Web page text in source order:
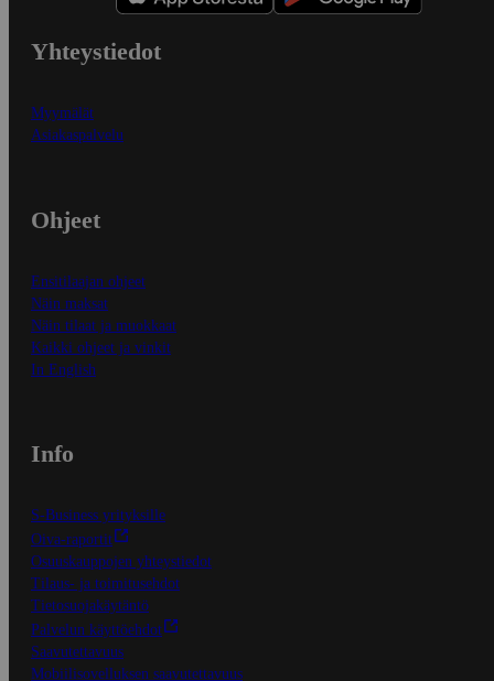
Yhteystiedot
Myymälät
Asiakaspalvelu
Ohjeet
Ensitilaajan ohjeet
Näin maksat
Näin tilaat ja muokkaat
Kaikki ohjeet ja vinkit
In English
Info
S-Business yrityksille
Oiva-raportit
Osuuskauppojen yhteystiedot
Tilaus- ja toimitusehdot
Tietosuojakäytäntö
Palvelun käyttöehdot
Saavutettavuus
Mobiilisovelluksen saavutettavuus